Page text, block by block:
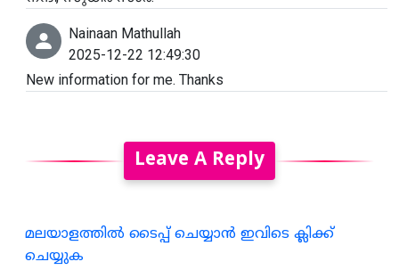
Nainaan Mathullah
2025-12-22 12:49:30
New information for me. Thanks
Leave A Reply
മലയാളത്തില്‍ ടൈപ്പ് ചെയ്യാന്‍ ഇവിടെ ക്ലിക്ക്
ചെയ്യുക